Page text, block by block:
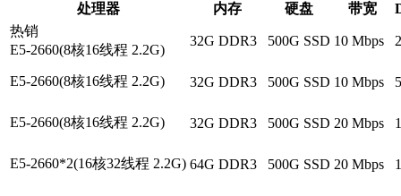
处理器 内存 硬盘 带宽
热销
E5-2660(8核16线程 2.2G)
32G DDR3 500G SSD 10 Mbps
E5-2660(8核16线程 2.2G) 32G DDR3 500G SSD 10 Mbps
E5-2660(8核16线程 2.2G) 32G DDR3 500G SSD 20 Mbps
E5-2660*2(16核32线程 2.2G) 64G DDR3 500G SSD 20 Mbps